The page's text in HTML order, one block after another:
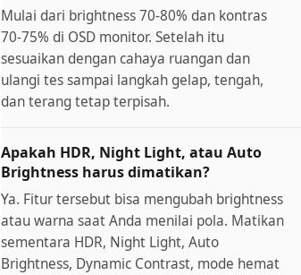
Mulai dari brightness 70-80% dan kontras
70-75% di OSD monitor. Setelah itu
sesuaikan dengan cahaya ruangan dan
ulangi tes sampai langkah gelap, tengah,
dan terang tetap terpisah.
Apakah HDR, Night Light, atau Auto
Brightness harus dimatikan?
Ya. Fitur tersebut bisa mengubah brightness
atau warna saat Anda menilai pola. Matikan
sementara HDR, Night Light, Auto
Brightness, Dynamic Contrast, mode hemat